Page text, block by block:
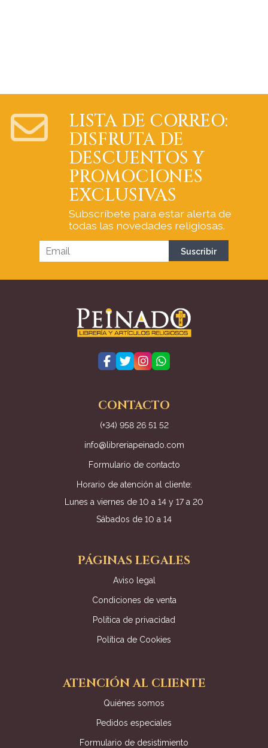
LISTA DE CORREO:
DISFRUTA DE
DESCUENTOS Y
PROMOCIONES
EXCLUSIVAS
Subscríbete para estar alerta de
todas las novedades religiosas.
CONTACTO
(+34) 958 26 51 52
info@libreriapeinado.com
Formulario de contacto
Horario de atención al cliente:
Lunes a viernes de 10 a 14 y 17 a 20
Sábados de 10 a 14
PÁGINAS LEGALES
Aviso legal
Condiciones de venta
Política de privacidad
Política de Cookies
ATENCIÓN AL CLIENTE
Quiénes somos
Pedidos especiales
Formulario de desistimiento